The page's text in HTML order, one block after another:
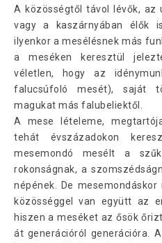
A közösségtől távol lévők, az
vagy a kaszárnyában élők
ilyenkor a mesélésnek más
a meséken keresztül
véletlen, hogy az
falucsúfoló mesét), saját
magukat más falubeliektől.
A mese lételeme,
tehát évszázadokon
mesemondó mesélt a
rokonságnak, a
népének. De
közösséggel van együtt az
hiszen a meséket az ősök
át generációról generációra.